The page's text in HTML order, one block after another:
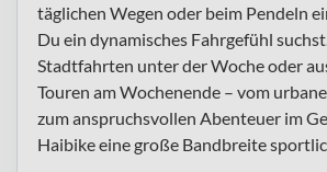
täglichen Wegen oder beim Pendeln
Du ein dynamisches Fahrgefühl
Stadtfahrten unter der Woche oder
Touren am Wochenende – vom
zum anspruchsvollen Abenteuer im
Haibike eine große Bandbreite